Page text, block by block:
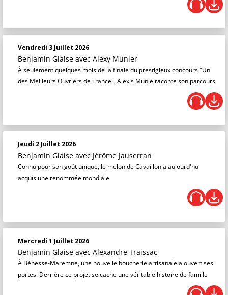
Vendredi 3 Juillet 2026
Benjamin Glaise avec Alexy Munier
À seulement quelques mois de la finale du prestigieux concours "Un
des Meilleurs Ouvriers de France", Alexis Munie raconte son parcours
Jeudi 2 Juillet 2026
Benjamin Glaise avec Jérôme Jauserran
Connu pour son goût unique, le melon de Cavaillon a aujourd'hui
acquis une renommée mondiale
Mercredi 1 Juillet 2026
Benjamin Glaise avec Alexandre Traissac
À Bénesse-Maremne, une nouvelle boucherie artisanale a ouvert ses
portes. Derrière ce projet se cache une véritable histoire de famille